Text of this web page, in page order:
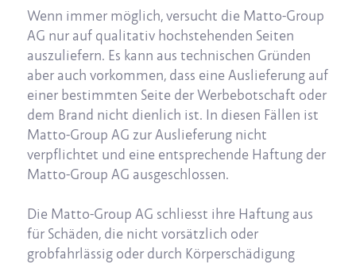
Wenn immer möglich, versucht die Matto-Group
AG nur auf qualitativ hochstehenden Seiten
auszuliefern. Es kann aus technischen Gründen
aber auch vorkommen, dass eine Auslieferung auf
einer bestimmten Seite der Werbebotschaft oder
dem Brand nicht dienlich ist. In diesen Fällen ist
Matto-Group AG zur Auslieferung nicht
verpflichtet und eine entsprechende Haftung der
Matto-Group AG ausgeschlossen.
Die Matto-Group AG schliesst ihre Haftung aus
für Schäden, die nicht vorsätzlich oder
grobfahrlässig oder durch Körperschädigung